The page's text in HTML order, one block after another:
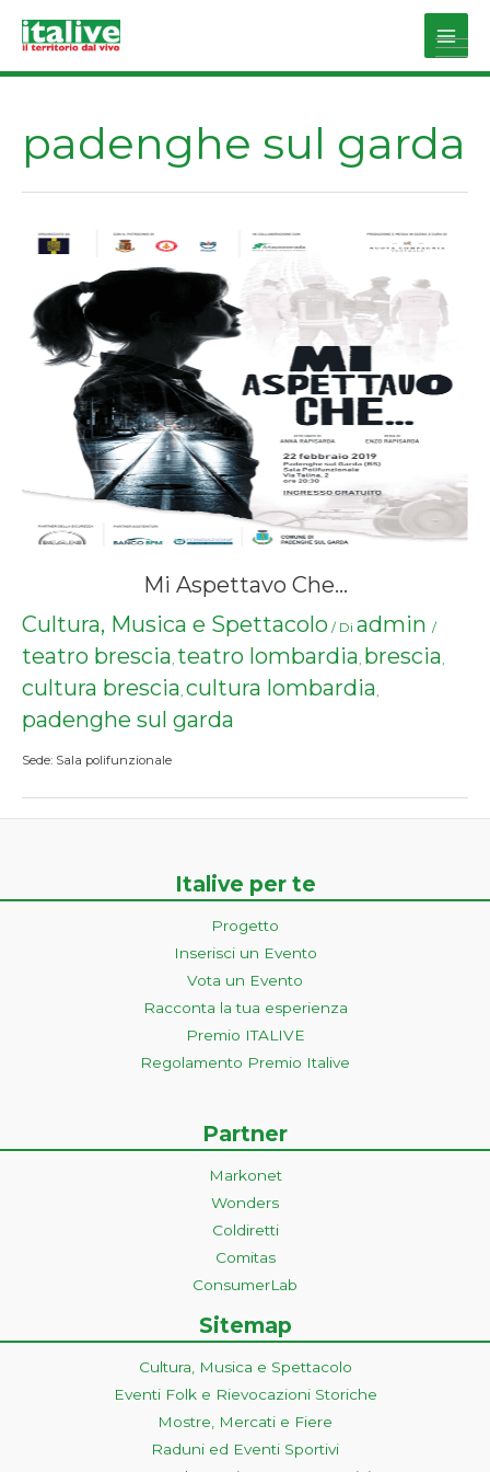
Main
padenghe sul garda
Mi Aspettavo Che…
Cultura, Musica e Spettacolo / Di admin /
teatro brescia, teatro lombardia, brescia,
cultura brescia, cultura lombardia,
padenghe sul garda
Sede: Sala polifunzionale
Italive per te
Progetto
Inserisci un Evento
Vota un Evento
Racconta la tua esperienza
Premio ITALIVE
Regolamento Premio Italive
Partner
Markonet
Wonders
Coldiretti
Comitas
ConsumerLab
Sitemap
Cultura, Musica e Spettacolo
Eventi Folk e Rievocazioni Storiche
Mostre, Mercati e Fiere
Raduni ed Eventi Sportivi